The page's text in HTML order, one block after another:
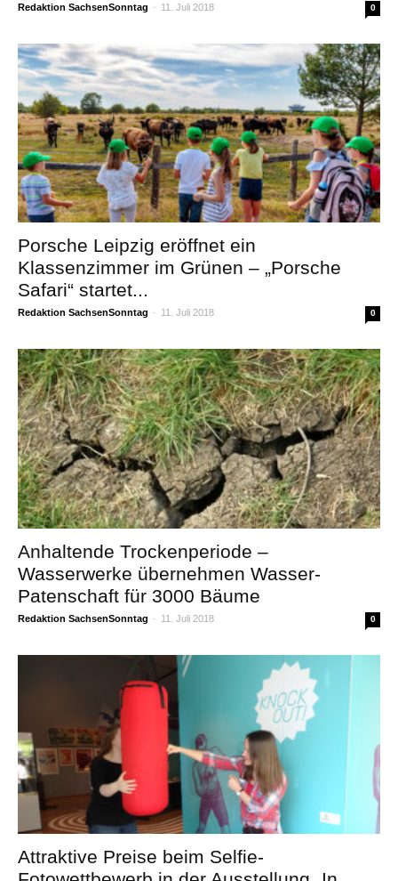
Redaktion SachsenSonntag - 11. Juli 2018 0
Porsche Leipzig eröffnet ein
Klassenzimmer im Grünen – „Porsche
Safari“ startet...
Redaktion SachsenSonntag - 11. Juli 2018 0
Anhaltende Trockenperiode –
Wasserwerke übernehmen Wasser-
Patenschaft für 3000 Bäume
Redaktion SachsenSonntag - 11. Juli 2018 0
Attraktive Preise beim Selfie-